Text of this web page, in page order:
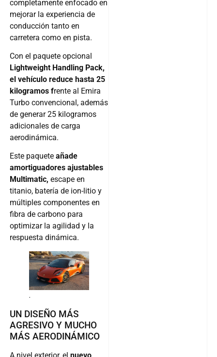
completamente enfocado en
mejorar la experiencia de
conducción tanto en
carretera como en pista.
Con el paquete opcional
Lightweight Handling Pack,
el vehículo reduce hasta 25
kilogramos frente al Emira
Turbo convencional, además
de generar 25 kilogramos
adicionales de carga
aerodinámica.
Este paquete añade
amortiguadores ajustables
Multimatic, escape en
titanio, batería de ion-litio y
múltiples componentes en
fibra de carbono para
optimizar la agilidad y la
respuesta dinámica.
.
UN DISEÑO MÁS
AGRESIVO Y MUCHO
MÁS AERODINÁMICO